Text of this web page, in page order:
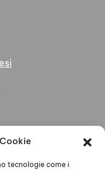
tecnologie come i